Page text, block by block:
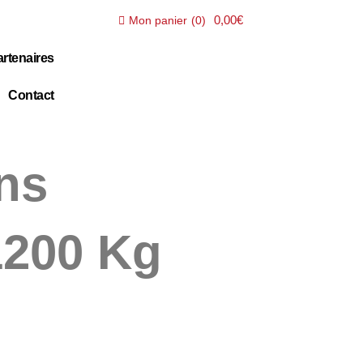
Contact
Mon panier (0) 0,00€
Kg